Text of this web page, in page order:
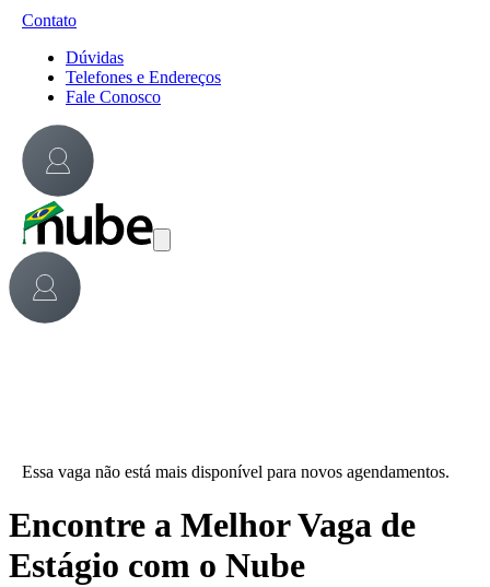
Contato
Dúvidas
Telefones e Endereços
Fale Conosco
Essa vaga não está mais disponível para novos agendamentos.
Encontre a Melhor Vaga de
Estágio com o Nube